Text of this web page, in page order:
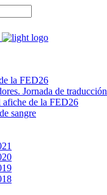
la FED26
Jornada de traducción
afiche de la FED26
sangre